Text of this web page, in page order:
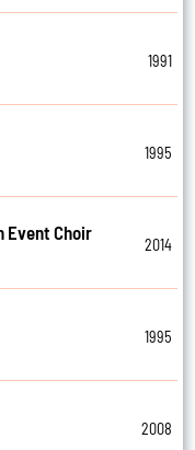
1991
1995
Event Choir
2014
1995
2008